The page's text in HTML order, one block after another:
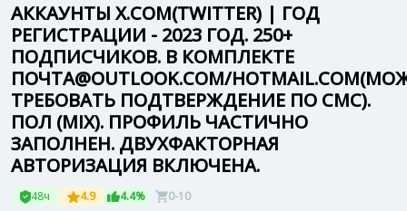
АККАУНТЫ X.COM(TWITTER) | ГОД
РЕГИСТРАЦИИ - 2023 ГОД. 250+
ПОДПИСЧИКОВ. В КОМПЛЕКТЕ
ПОЧТА@OUTLOOK.COM/
ТРЕБОВАТЬ ПОДТВЕРЖДЕНИЕ ПО СМС).
ПОЛ (MIX). ПРОФИЛЬ ЧАСТИЧНО
ЗАПОЛНЕН. ДВУХФАКТОРНАЯ
АВТОРИЗАЦИЯ ВКЛЮЧЕНА.
48ч 4.9 4.4% 0-10